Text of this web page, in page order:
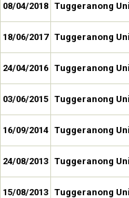
08/04/2018 Tuggeranong
18/06/2017 Tuggeranong
24/04/2016 Tuggeranong
03/06/2015 Tuggeranong
16/09/2014 Tuggeranong
24/08/2013 Tuggeranong
15/08/2013 Tuggeranong